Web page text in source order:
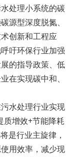
处理小系统的碳
源型深度脱氮、
创新和工程应
吁环保行业加强
的指导政策、低
在实现碳中和、
水处理行业实现
质增效+节能降耗
是行业主旋律，
用效率，减少现